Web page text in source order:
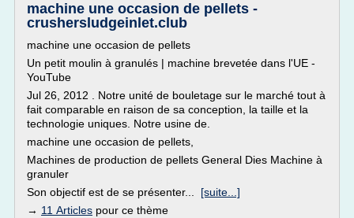
machine une occasion de pellets -
crushersludgeinlet.club
machine une occasion de pellets
Un petit moulin à granulés | machine brevetée dans l'UE -
YouTube
Jul 26, 2012 . Notre unité de bouletage sur le marché tout à
fait comparable en raison de sa conception, la taille et la
technologie uniques. Notre usine de.
machine une occasion de pellets,
Machines de production de pellets General Dies Machine à
granuler
Son objectif est de se présenter... [suite...]
→ 11 Articles pour ce thème